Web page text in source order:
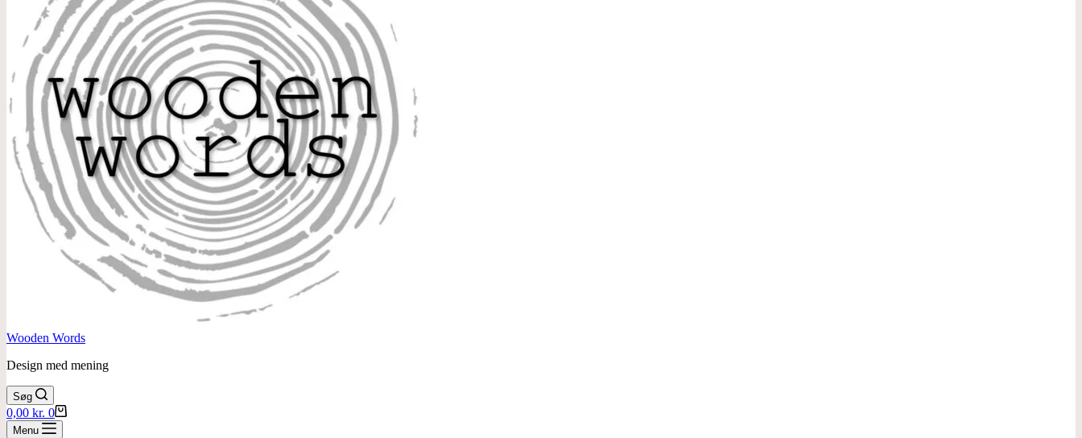
Wooden Words
Design med mening
Søg
Indkøbskurv
0,00 kr. 0
Menu